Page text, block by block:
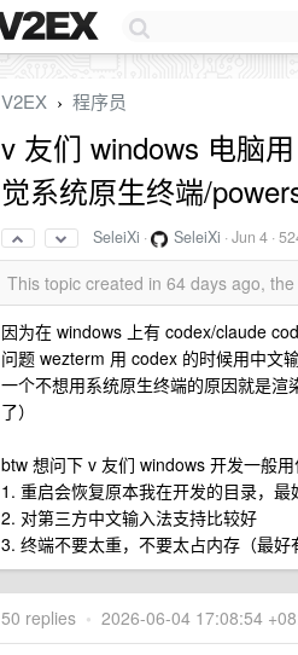
V2EX › 程序员
v 友们 windows 电脑
觉系统原生终端/
SeleiXi · SeleiXi ·Jun 4 ·
This topic created in 64 days ago,
因为在 windows 上有 codex/claude
问题 wezterm 用 codex 的时候用中文
一个不想用系统原生终端的原因就是
了）
btw 想问下 v 友们 windows 开发一般
1. 重启会恢复原本我在开发的目录，
2. 对第三方中文输入法支持比较好
3. 终端不要太重，不要太占内存（最好
50 replies • 2026-06-04 17:08:54